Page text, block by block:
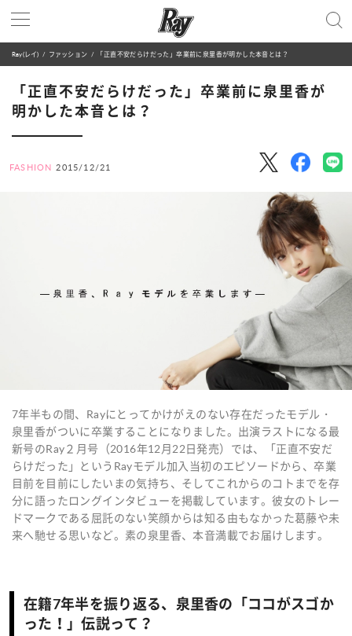
Ray(レイ) ファッション 「正直不安だらけだった」卒業前に泉里香が明かした本音とは？
「正直不安だらけだった」卒業前に泉里香が
明かした本音とは？
FASHION 2015/12/21
7年半もの間、Rayにとってかけがえのない存在だったモデル・
泉里香がついに卒業することになりました。出演ラストになる最
新号のRay２月号（2016年12月22日発売）では、「正直不安だ
らけだった」というRayモデル加入当初のエピソードから、卒業
目前を目前にしたいまの気持ち、そしてこれからのコトまでを存
分に語ったロングインタビューを掲載しています。彼女のトレー
ドマークである屈託のない笑顔からは知る由もなかった葛藤や未
来へ馳せる思いなど。素の泉里香、本音満載でお届けします。
在籍7年半を振り返る、泉里香の「ココがスゴか
った！」伝説って？